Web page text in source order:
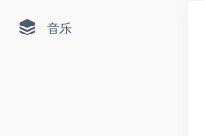
音乐